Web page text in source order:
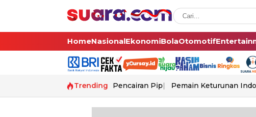
HomeNasionalEkonomiBolaOtomotif
Trending Pencairan Pip Pemain Keturunan